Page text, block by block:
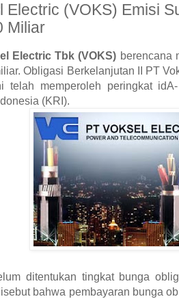
Electric (VOKS) Emisi
Miliar
Electric Tbk (VOKS) berencana
Obligasi Berkelanjutan II PT
telah memperoleh peringkat
(KRI).
ditentukan tingkat bunga
bahwa pembayaran bunga